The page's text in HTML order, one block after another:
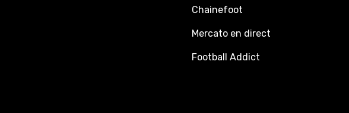
Chainefoot
Mercato en direct
Football Addict